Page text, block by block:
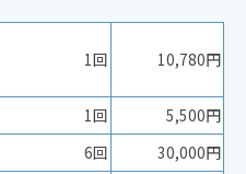
1回 10,780円
1回
5,500円
6回
30,000円